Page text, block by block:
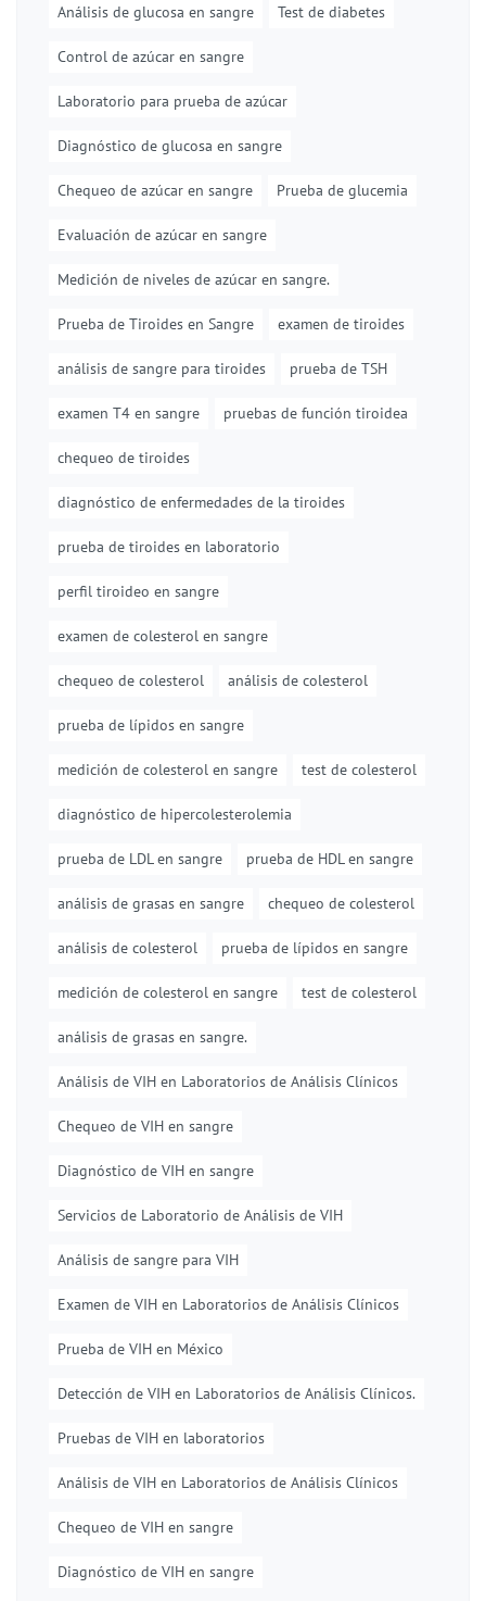
Análisis de glucosa en sangre Test de diabetes
Control de azúcar en sangre
Laboratorio para prueba de azúcar
Diagnóstico de glucosa en sangre
Chequeo de azúcar en sangre Prueba de glucemia
Evaluación de azúcar en sangre
Medición de niveles de azúcar en sangre.
Prueba de Tiroides en Sangre examen de tiroides
análisis de sangre para tiroides prueba de TSH
examen T4 en sangre pruebas de función tiroidea
chequeo de tiroides
diagnóstico de enfermedades de la tiroides
prueba de tiroides en laboratorio
perfil tiroideo en sangre
examen de colesterol en sangre
chequeo de colesterol análisis de colesterol
prueba de lípidos en sangre
medición de colesterol en sangre test de colesterol
diagnóstico de hipercolesterolemia
prueba de LDL en sangre prueba de HDL en sangre
análisis de grasas en sangre chequeo de colesterol
análisis de colesterol prueba de lípidos en sangre
medición de colesterol en sangre test de colesterol
análisis de grasas en sangre.
Análisis de VIH en Laboratorios de Análisis Clínicos
Chequeo de VIH en sangre
Diagnóstico de VIH en sangre
Servicios de Laboratorio de Análisis de VIH
Análisis de sangre para VIH
Examen de VIH en Laboratorios de Análisis Clínicos
Prueba de VIH en México
Detección de VIH en Laboratorios de Análisis Clínicos.
Pruebas de VIH en laboratorios
Análisis de VIH en Laboratorios de Análisis Clínicos
Chequeo de VIH en sangre
Diagnóstico de VIH en sangre